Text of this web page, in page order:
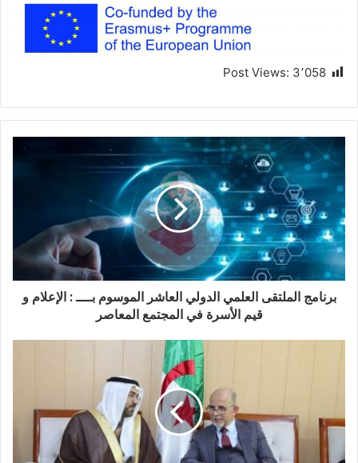
Post Views: 3٬058
برنامج الملتقى العلمي الدولي العاشر الموسوم بــــ : الإعلام و
قيم الأسرة في المجتمع المعاصر